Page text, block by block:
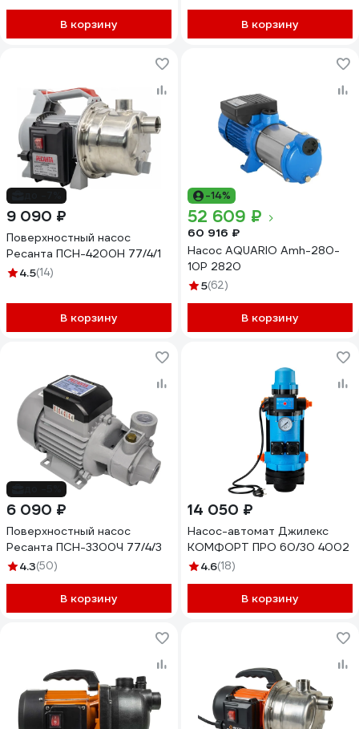
В корзину В корзину
9 090 ₽
Поверхностный насос
Ресанта ПСН-4200Н 77/4/1
4.5(14)
В корзину
-14%
52 609 ₽
60 916 ₽
Насос AQUARIO Amh-280-
10P 2820
5(62)
В корзину
6 090 ₽
Поверхностный насос
Ресанта ПСН-3300Ч 77/4/3
4.3(50)
В корзину
14 050 ₽
Насос-автомат Джилекс
КОМФОРТ ПРО 60/30 4002
4.6(18)
В корзину